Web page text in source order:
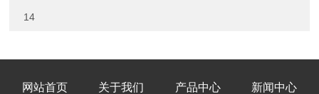
14
网站首页 关于我们 产品中心 新闻中心